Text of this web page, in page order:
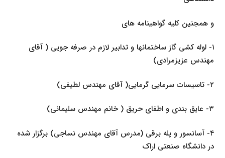
و همجنین کلیه گواهینامه های
۱- لوله کشی گاز ساختمانها و تدابیر لازم در صرفه جویی ( آقای
مهندس عزیزمرادی)
۲- تاسیسات سرمایی گرمایی( آقای مهندس لطیفی)
۳- عایق بندی و اطفای حریق ( خانم مهندس سلیمانی)
۴- آسانسور و پله برقی (مدرس آقای مهندس نساجی) برگزار شده
در دانشگاه صنعتی اراک